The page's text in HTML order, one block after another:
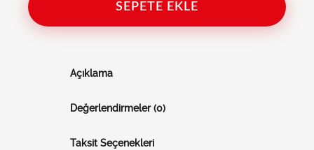
SEPETE EKLE
Açıklama
Değerlendirmeler (0)
Taksit Seçenekleri